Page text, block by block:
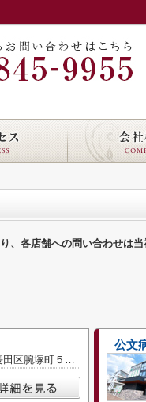
各店舗への問い合わせは当
兵庫県神戸市長田区腕塚町５丁目
公文